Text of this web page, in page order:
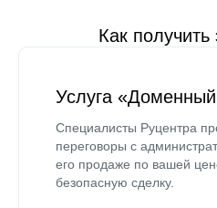
Как
Услуга
Специалисты Руцентра
переговоры с
его продаже по вашей
безопасную сделку.